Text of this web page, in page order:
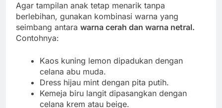
Agar tampilan anak tetap menarik tanpa
berlebihan, gunakan kombinasi warna yang
seimbang antara warna cerah dan warna netral.
Contohnya:
Kaos kuning lemon dipadukan dengan
celana abu muda.
Dress hijau mint dengan pita putih.
Kemeja biru langit dipasangkan dengan
celana krem atau beige.